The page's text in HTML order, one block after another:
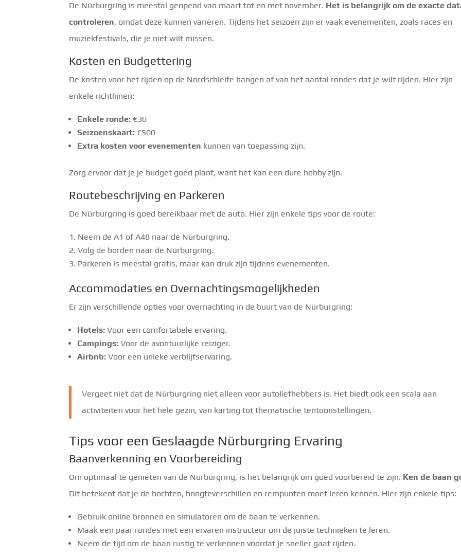
De Nürburgring is meestal geopend van maart tot en met november. Het is belangrijk om de exacte
controleren, omdat deze kunnen variëren. Tijdens het seizoen zijn er vaak evenementen, zoals races en
muziekfestivals, die je niet wilt missen.
Kosten en Budgettering
De kosten voor het rijden op de Nordschleife hangen af van het aantal rondes dat je wilt rijden. Hier zijn
enkele richtlijnen:
Enkele ronde: €30
Seizoenskaart: €500
Extra kosten voor evenementen kunnen van toepassing zijn.
Zorg ervoor dat je je budget goed plant, want het kan een dure hobby zijn.
Routebeschrijving en Parkeren
De Nürburgring is goed bereikbaar met de auto. Hier zijn enkele tips voor de route:
Neem de A1 of A48 naar de Nürburgring.
Volg de borden naar de Nürburgring.
Parkeren is meestal gratis, maar kan druk zijn tijdens evenementen.
Accommodaties en Overnachtingsmogelijkheden
Er zijn verschillende opties voor overnachting in de buurt van de Nürburgring:
Hotels: Voor een comfortabele ervaring.
Campings: Voor de avontuurlijke reiziger.
Airbnb: Voor een unieke verblijfservaring.
Vergeet niet dat de Nürburgring niet alleen voor autoliefhebbers is. Het biedt ook een scala aan
activiteiten voor het hele gezin, van karting tot thematische tentoonstellingen.
Tips voor een Geslaagde Nürburgring Ervaring
Baanverkenning en Voorbereiding
Om optimaal te genieten van de Nürburgring, is het belangrijk om goed voorbereid te zijn. Ken de baan
Dit betekent dat je de bochten, hoogteverschillen en rempunten moet leren kennen. Hier zijn enkele tips:
Gebruik online bronnen en simulatoren om de baan te verkennen.
Maak een paar rondes met een ervaren instructeur om de juiste technieken te leren.
Neem de tijd om de baan rustig te verkennen voordat je sneller gaat rijden.